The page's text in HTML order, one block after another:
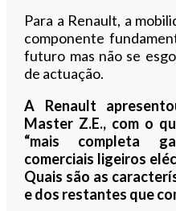
Para a Renault, a
componente
futuro mas não se
de actuação.
A Renault
Master Z.E., com o
“mais completa
comerciais ligeiros
Quais são as
e dos restantes que